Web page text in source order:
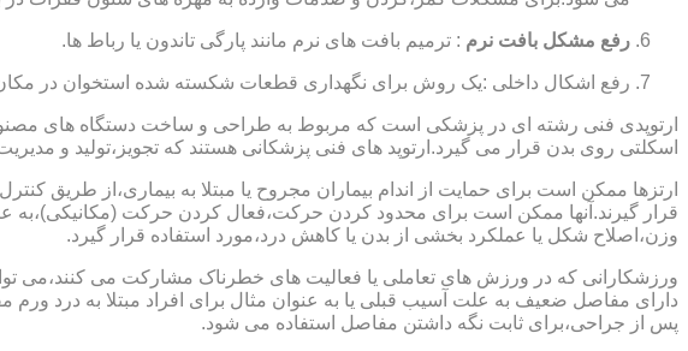
رفع مشکل بافت نرم : ترمیم بافت های نرم مانند پارگی تاندون یا رباط ها.
رفع اشکال داخلی :یک روش برای نگهداری قطعات شکسته شده استخوان در مکان
ارتوپدی فنی رشته ای در پزشکی است که مربوط به طراحی و ساخت دستگاه های
اسکلتی روی بدن قرار می گیرد.ارتوپد های فنی پزشکانی هستند که تجویز،تولید و
ارتزها ممکن است برای حمایت از اندام بیماران مجروح یا مبتلا به بیماری،از طریق
قرار گیرند.آنها ممکن است برای محدود کردن حرکت،فعال کردن حرکت (مکانیکی)،به
وزن،اصلاح شکل یا عملکرد بخشی از بدن یا کاهش درد،مورد استفاده قرار گیرد.
ورزشکارانی که در ورزش های تعاملی یا فعالیت های خطرناک مشارکت می کنند،می
دارای مفاصل ضعیف به علت آسیب قبلی یا به عنوان مثال برای افراد مبتلا به درد
پس از جراحی،برای ثابت نگه داشتن مفاصل استفاده می شود.